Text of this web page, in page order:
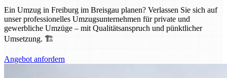
Ein Umzug in Freiburg im Breisgau planen? Verlassen Sie sich auf
unser professionelles Umzugsunternehmen für private und
gewerbliche Umzüge – mit Qualitätsanspruch und pünktlicher
Umsetzung. 🏗️
Angebot anfordern